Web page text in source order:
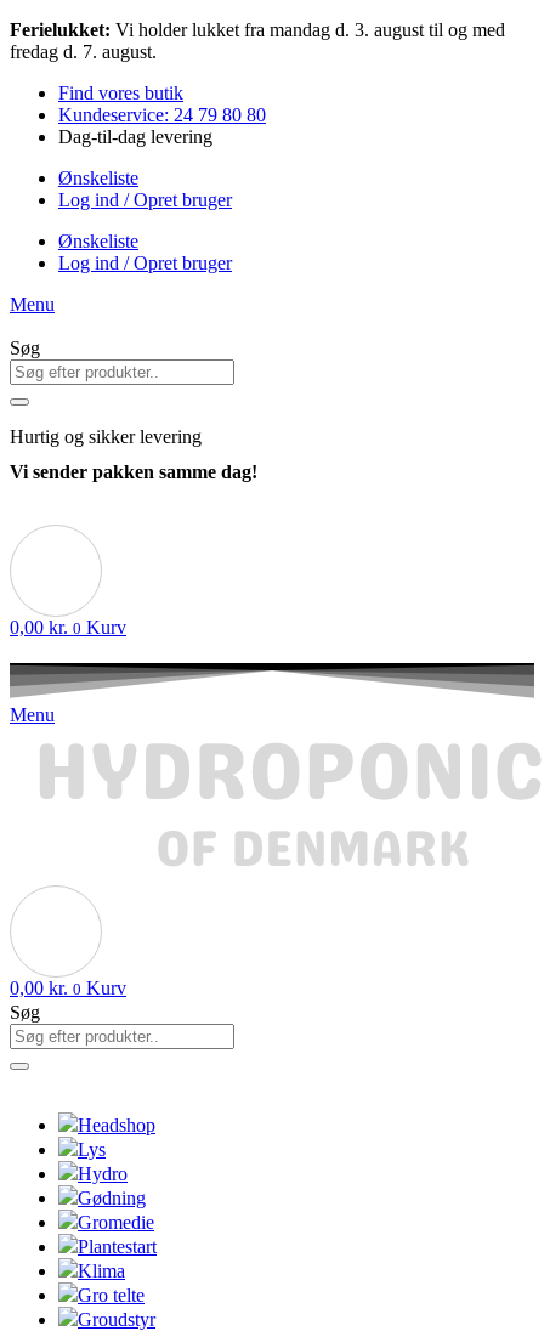
Videre
til
Ferielukket: Vi holder lukket fra mandag d. 3. august til og med
fredag d. 7. august.
Find vores butik
Kundeservice: 24 79 80 80
Dag-til-dag levering
Ønskeliste
Log ind / Opret bruger
Ønskeliste
Log ind / Opret bruger
Menu
Søg
Hurtig og sikker levering
Vi sender pakken samme dag!
0,00 kr. 0 Kurv
Menu
0,00 kr. 0 Kurv
Søg
Headshop
Lys
Hydro
Gødning
Gromedie
Plantestart
Klima
Gro telte
Groudstyr